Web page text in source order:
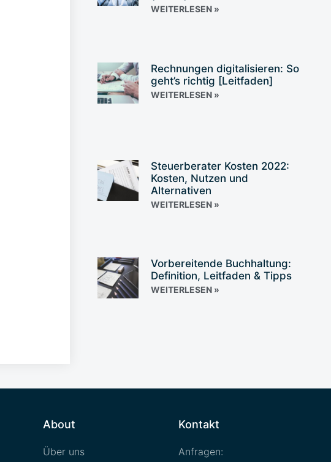
WEITERLESEN »
Rechnungen digitalisieren: So
geht’s richtig [Leitfaden]
WEITERLESEN »
Steuerberater Kosten 2022:
Kosten, Nutzen und
Alternativen
WEITERLESEN »
Vorbereitende Buchhaltung:
Definition, Leitfaden & Tipps
WEITERLESEN »
About
Über uns
Kontakt
Anfragen: